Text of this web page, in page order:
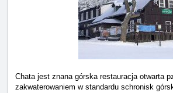
Chata jest znana górska restauracja otwarta
zakwaterowaniem w standardu schronisk